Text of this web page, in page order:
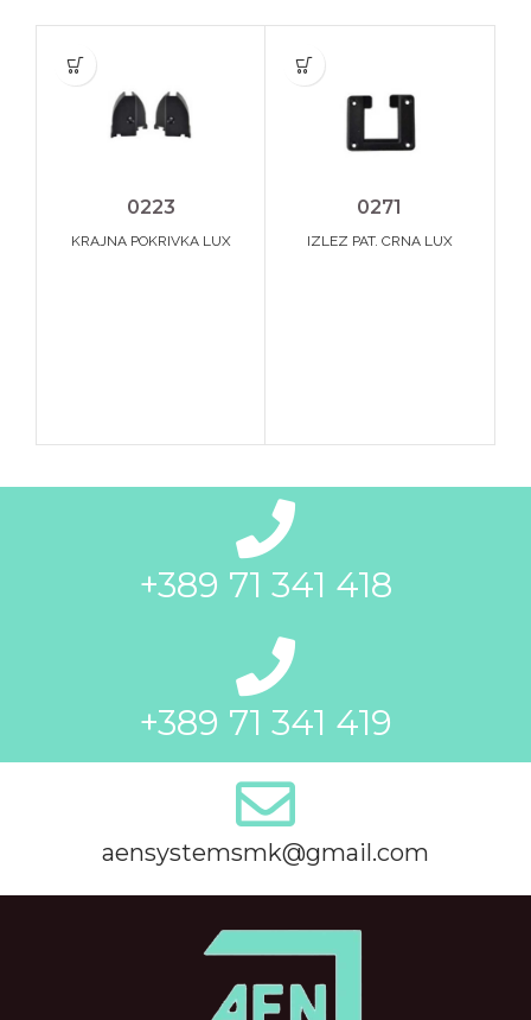
0223
KRAJNA POKRIVKA LUX
0271
IZLEZ PAT. CRNA LUX
+389 71 341 418
+389 71 341 419
aensystemsmk@gmail.com